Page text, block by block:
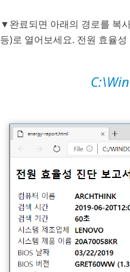
▼완료되면 아래의 경로를 복
등)로 열어보세요. 전원 효율